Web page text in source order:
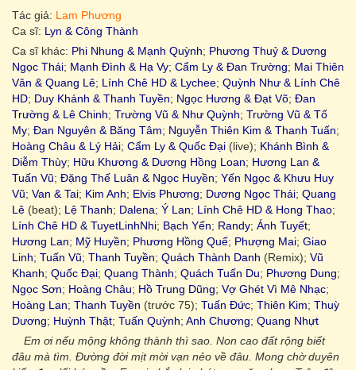
Tác giả: Lam Phương
Ca sĩ: Lyn & Công Thành
Ca sĩ khác: Phi Nhung & Mạnh Quỳnh; Phương Thuỷ & Dương
Ngọc Thái; Mạnh Đình & Hạ Vy; Cẩm Ly & Đan Trường; Mai Thiên
Vân & Quang Lê; Lính Chê HD & Lychee; Quỳnh Như & Lính Chê
HD; Duy Khánh & Thanh Tuyền; Ngọc Hương & Đạt Võ; Đan
Trường & Lê Chinh; Trường Vũ & Như Quỳnh; Trường Vũ & Tố
My; Đan Nguyên & Băng Tâm; Nguyễn Thiên Kim & Thanh Tuấn;
Hoàng Châu & Lý Hải; Cẩm Ly & Quốc Đại (live); Khánh Bình &
Diễm Thùy; Hữu Khương & Dương Hồng Loan; Hương Lan &
Tuấn Vũ; Đặng Thế Luân & Ngọc Huyền; Yến Ngọc & Khưu Huy
Vũ; Van & Tai; Kim Anh; Elvis Phương; Dương Ngọc Thái; Quang
Lê (beat); Lệ Thanh; Dalena; Ý Lan; Lính Chê HD & Hong Thao;
Lính Chê HD & TuyetLinhNhi; Bạch Yến; Randy; Ánh Tuyết;
Hương Lan; Mỹ Huyền; Phương Hồng Quế; Phượng Mai; Giao
Linh; Tuấn Vũ; Thanh Tuyền; Quách Thành Danh (Remix); Vũ
Khanh; Quốc Đại; Quang Thành; Quách Tuấn Du; Phương Dung;
Ngọc Sơn; Hoàng Châu; Hồ Trung Dũng; Vợ Ghét Vì Mê Nhạc;
Hoàng Lan; Thanh Tuyền (trước 75); Tuấn Đức; Thiên Kim; Thuỳ
Dương; Huỳnh Thật; Tuấn Quỳnh; Anh Chương; Quang Nhựt
Em ơi nếu mộng không thành thì sao. Non cao đất rộng biết
đâu mà tìm. Đường đời mịt mời vạn nẻo về đâu. Mong chờ duyên